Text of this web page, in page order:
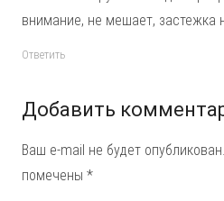
внимание, не мешает, застежка
Ответить
Добавить
Ваш e-mail не будет опубликован.
помечены *